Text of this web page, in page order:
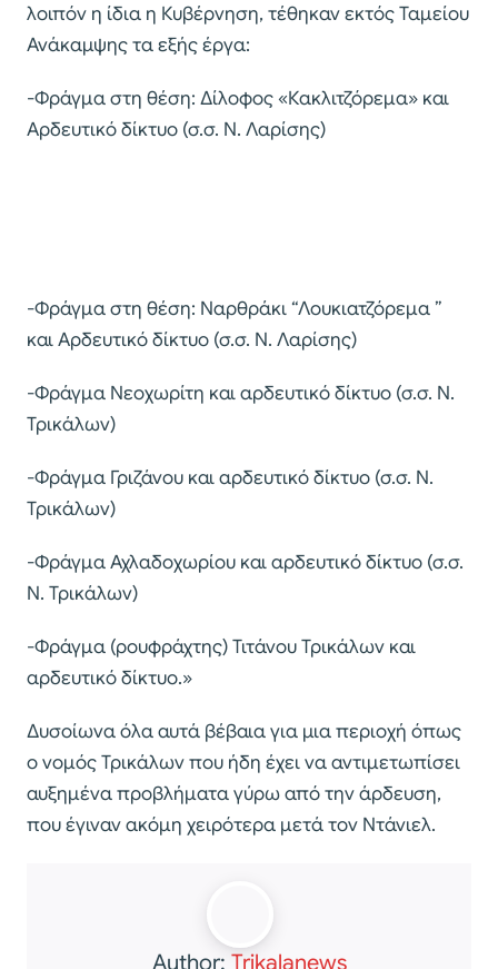
λοιπόν η ίδια η Κυβέρνηση, τέθηκαν εκτός Ταμείου
Ανάκαμψης τα εξής έργα:
-Φράγμα στη θέση: Δίλοφος «Κακλιτζόρεμα» και
Αρδευτικό δίκτυο (σ.σ. Ν. Λαρίσης)
-Φράγμα στη θέση: Ναρθράκι “Λουκιατζόρεμα ”
και Αρδευτικό δίκτυο (σ.σ. Ν. Λαρίσης)
-Φράγμα Νεοχωρίτη και αρδευτικό δίκτυο (σ.σ. Ν.
Τρικάλων)
-Φράγμα Γριζάνου και αρδευτικό δίκτυο (σ.σ. Ν.
Τρικάλων)
-Φράγμα Αχλαδοχωρίου και αρδευτικό δίκτυο (σ.σ.
Ν. Τρικάλων)
-Φράγμα (ρουφράχτης) Τιτάνου Τρικάλων και
αρδευτικό δίκτυο.»
Δυσοίωνα όλα αυτά βέβαια για μια περιοχή όπως
ο νομός Τρικάλων που ήδη έχει να αντιμετωπίσει
αυξημένα προβλήματα γύρω από την άρδευση,
που έγιναν ακόμη χειρότερα μετά τον Ντάνιελ.
Author: Trikalanews